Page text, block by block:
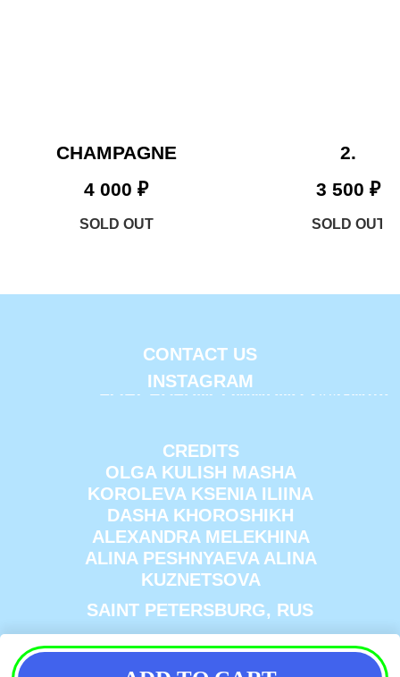
CHAMPAGNE
4 000 ₽
2.
3 500 ₽
CONTACT US
INSTAGRAM
CREDITS
OLGA KULISH MASHA
KOROLEVA KSENIA ILIINA
DASHA KHOROSHIKH
ALEXANDRA MELEKHINA
ALINA PESHNYAEVA ALINA
KUZNETSOVA
ИНН 780633697452
ПОЛИТИКА КОНФИДЕНЦИАЛЬНОСТИ
SAINT PETERSBURG, RUS